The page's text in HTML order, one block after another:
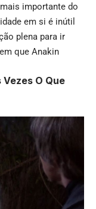
importante do
em si é inútil
plena para ir
que Anakin
Vezes O Que